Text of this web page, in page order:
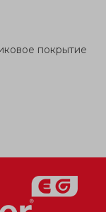
покрытие